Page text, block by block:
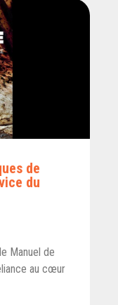
de
du
Manuel de
au cœur